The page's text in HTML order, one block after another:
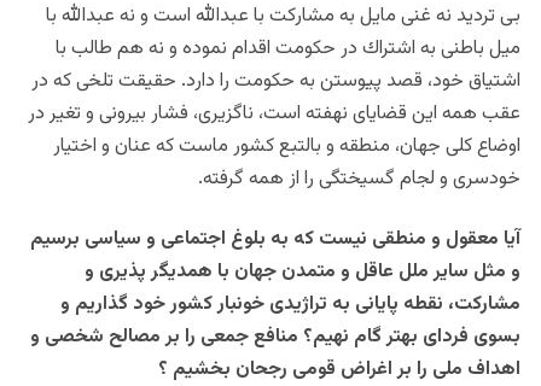
بى ترديد نه غنى مايل به مشاركت با عبدالله است و نه عبدالله با
ميل باطنى به اشتراك در حكومت اقدام نموده و نه هم طالب با
اشتياق خود، قصد پيوستن به حكومت را دارد. حقيقت تلخى كه در
عقب همه اين قضاياى نهفته است، ناگزيرى، فشار بيرونى و تغير در
اوضاع كلى جهان، منطقه و بالتبع كشور ماست كه عنان و اختيار
خودسرى و لجام گسيختگى را از همه گرفته.
آيا معقول و منطقى نيست كه به بلوغ اجتماعى و سياسى برسيم
و مثل ساير ملل عاقل و متمدن جهان با همديگر پذيرى و
مشاركت، نقطه پايانى به تراژيدى خونبار كشور خود گذاريم و
بسوى فرداى بهتر گام نهيم؟ منافع جمعى را بر مصالح شخصى و
اهداف ملى را بر اغراض قومى رجحان بخشيم ؟